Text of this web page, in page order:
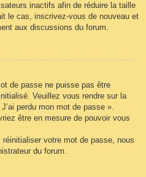
inactifs afin de réduire la taille
le cas, inscrivez-vous de nouveau et
aux discussions du forum.
de passe ne puisse pas être
Veuillez vous rendre sur la
perdu mon mot de passe ».
être en mesure de pouvoir vous
votre mot de passe, nous
du forum.